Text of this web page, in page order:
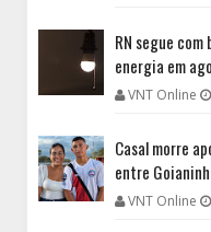
RN segue
energia em
VNT Online
Casal morre
entre
VNT Online